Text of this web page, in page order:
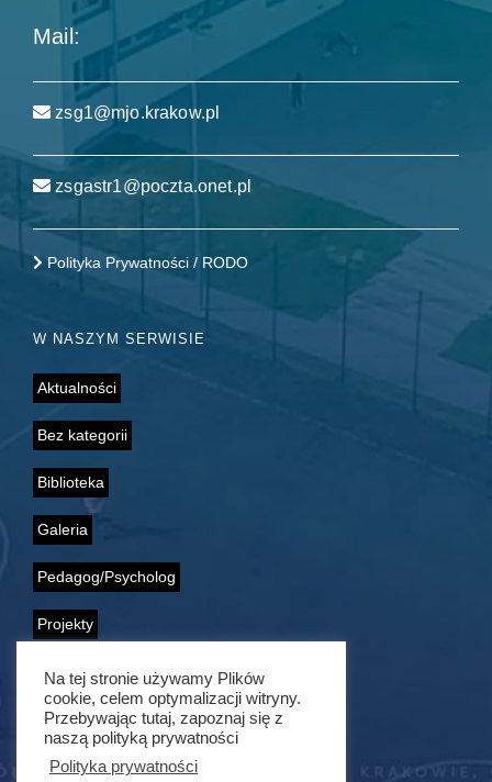
Mail:
zsg1@mjo.krakow.pl
zsgastr1@poczta.onet.pl
Polityka Prywatności / RODO
W NASZYM SERWISIE
Aktualności
Bez kategorii
Biblioteka
Galeria
Pedagog/Psycholog
Projekty
Samorząd Uczniowski
Wolontariat
Na tej stronie używamy Plików
cookie, celem optymalizacji witryny.
Przebywając tutaj, zapoznaj się z
naszą polityką prywatności
Polityka prywatności